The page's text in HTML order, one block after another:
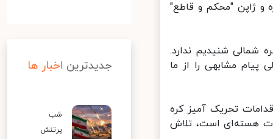
و ژاپن "محکم و قاطع"
شمالی شنیدیم ندارد.
مشابهی را از ما
تحریک آمیز کره
هسته‌ای است، تلاش
جدیدترین اخبار ها
شب
پرتنش